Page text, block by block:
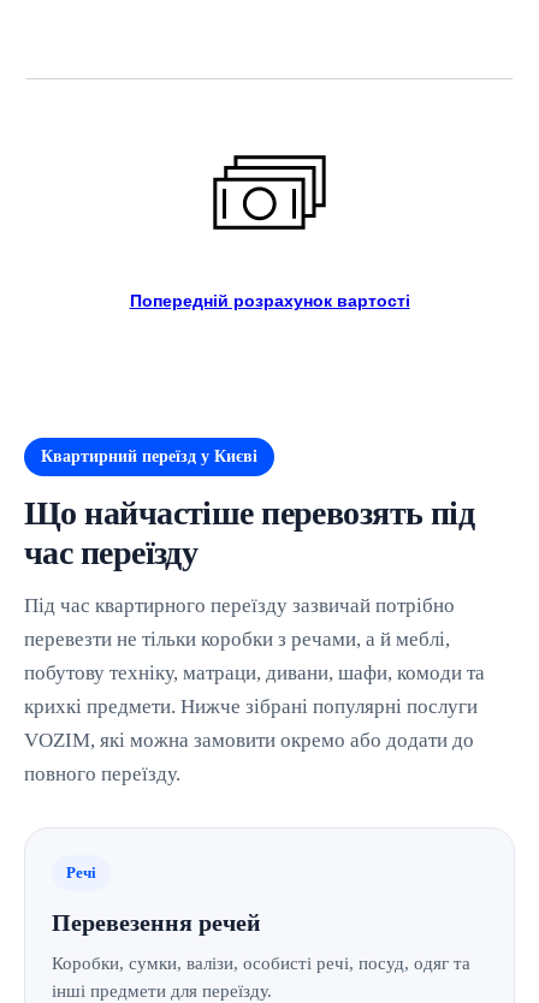
Попередній розрахунок вартості
Квартирний переїзд у Києві
Що найчастіше перевозять під
час переїзду
Під час квартирного переїзду зазвичай потрібно
перевезти не тільки коробки з речами, а й меблі,
побутову техніку, матраци, дивани, шафи, комоди та
крихкі предмети. Нижче зібрані популярні послуги
VOZIM, які можна замовити окремо або додати до
повного переїзду.
Речі
Перевезення речей
Коробки, сумки, валізи, особисті речі, посуд, одяг та
інші предмети для переїзду.